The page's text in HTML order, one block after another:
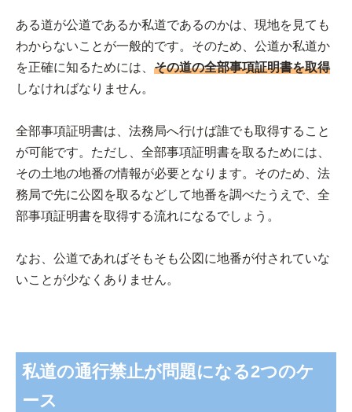
ある道が公道であるか私道であるのかは、現地を見ても
わからないことが一般的です。そのため、公道か私道か
を正確に知るためには、 その道の全部事項証明書を取得
しなければなりません。
全部事項証明書は、法務局へ行けば誰でも取得すること
が可能です。ただし、全部事項証明書を取るためには、
その土地の地番の情報が必要となります。そのため、法
務局で先に公図を取るなどして地番を調べたうえで、全
部事項証明書を取得する流れになるでしょう。
なお、公道であればそもそも公図に地番が付されていな
いことが少なくありません。
私道の通行禁止が問題になる2つのケ
ース